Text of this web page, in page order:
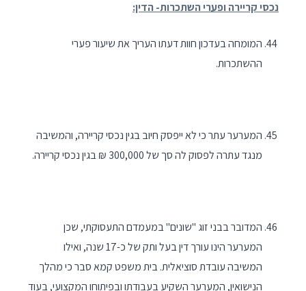
נכסי קריירה ופערי השתכרות- הדין:
המומחה בעדכון חוות דעתו העריך את שיעור פערי
ההשתכרות.
המערער עתר כי לא ייפסק חיוב בגין נכסי קריירה, והמשיבה
מנגד עתרה לפסוק לה סך של 300,000 ₪ בגין נכסי קריירה.
המדובר בבני זוג "שונים" במעמדם התעסוקתי, שכן
המערער הינו עורך דין בעל ותק של כ-17 שנה, ואילו
המשיבה עובדת סוציאלית. בית משפט קמא סבר כי מהלך
הנישואין, המערער השקיע בעבודתו ובפיתוחו המקצועי, בעוד